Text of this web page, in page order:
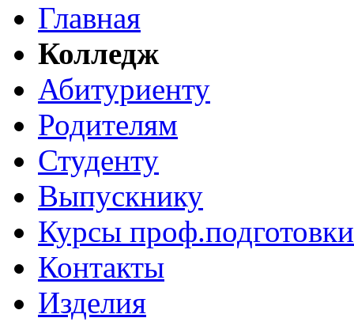
Главная
Колледж
Абитуриенту
Родителям
Студенту
Выпускнику
Курсы проф.подготовки
Контакты
Изделия